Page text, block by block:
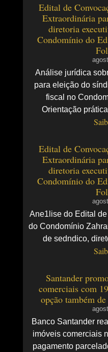
Edital de
Extraordinária
diretoria
Condomínio do
Análise jurídica
para eleição do
fiscal no
Orientação
Edital de
Extraordinária
diretoria
Condomínio do
Ane1lise do Edital
do Condomínio
de sedndico,
Santander
comerciais com
opção também
Banco Santander
imóveis comerciais
pagamento